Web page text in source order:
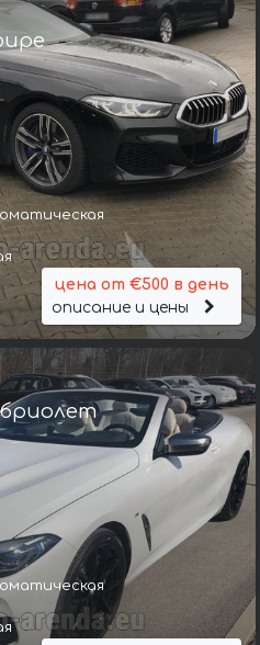
цена от €500 в день
описание и цены